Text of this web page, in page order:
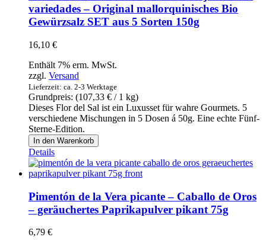
8
Würfel
Menge
variedades – Original mallorquinisches Bio
Gewürzsalz SET aus 5 Sorten 150g
16,10 €
Enthält 7% erm. MwSt.
zzgl. Versand
Lieferzeit: ca. 2-3 Werktage
Grundpreis: (107,33 € / 1 kg)
Dieses Flor del Sal ist ein Luxusset für wahre Gourmets. 5
verschiedene Mischungen in 5 Dosen á 50g. Eine echte Fünf-
Sterne-Edition.
Flor
de
Sal
d'Es
Trenc
de
Luxe
Conjunto
5
In den Warenkorb
Details
Pimentón de la Vera picante – Caballo de Oros
– geräuchertes Paprikapulver pikant 75g
6,79 €